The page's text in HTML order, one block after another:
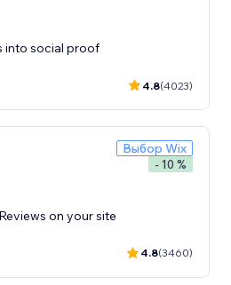
into social proof
4.8(4023)
Выбор Wix
- 10 %
on your site
4.8(3460)